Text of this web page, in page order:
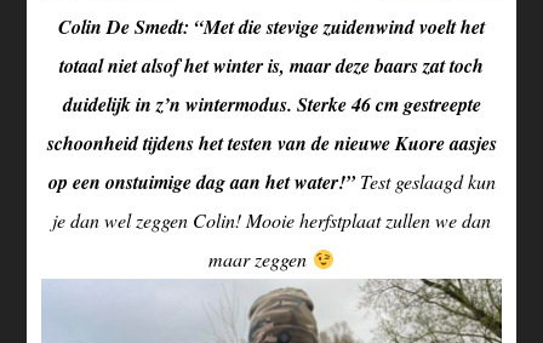
Colin De Smedt: “Met die stevige zuidenwind voelt het
totaal niet alsof het winter is, maar deze baars zat toch
duidelijk in z’n wintermodus. Sterke 46 cm gestreepte
schoonheid tijdens het testen van de nieuwe Kuore aasjes
op een onstuimige dag aan het water!”Test geslaagd kun
je dan wel zeggen Colin! Mooie herfstplaat zullen we dan
maar zeggen